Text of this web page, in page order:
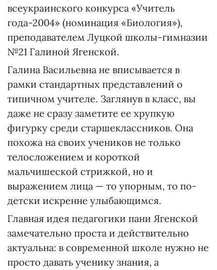
всеукраинского конкурса «Учитель
года-2004» (номинация «Биология»),
преподавателем Луцкой школы-гимназии
№21 Галиной Ягенской.
Галина Васильевна не вписывается в
рамки стандартных представлений о
типичном учителе. Заглянув в класс, вы
даже не сразу заметите ее хрупкую
фигурку среди старшеклассников. Она
похожа на своих учеников не только
телосложением и короткой
мальчишеской стрижкой, но и
выражением лица — то упорным, то по-
детски искренне улыбающимся.
Главная идея педагогики пани Ягенской
замечательно проста и действительно
актуальна: в современной школе нужно не
просто давать ученику знания, а